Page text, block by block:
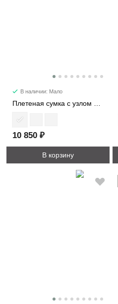
В наличии: Мало
10 850 ₽
В корзину